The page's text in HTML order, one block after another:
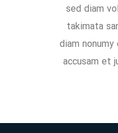
sed diam
takimata
diam
accusam et